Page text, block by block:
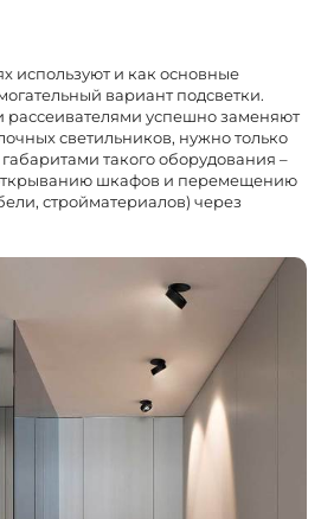
используют и как основные
вариант подсветки.
успешно заменяют
светильников, нужно только
такого оборудования –
шкафов и перемещению
стройматериалов) через